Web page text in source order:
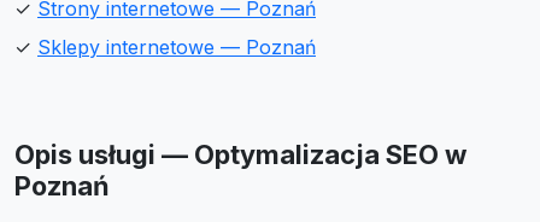
✓ Strony internetowe — Poznań
✓ Sklepy internetowe — Poznań
Opis usługi — Optymalizacja SEO w
Poznań